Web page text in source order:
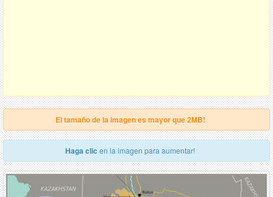
El tamaño de la imagen es mayor que 2MB!
Haga clic en la imagen para aumentar!